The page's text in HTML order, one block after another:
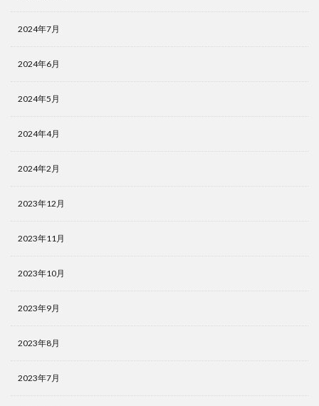
2024年7月
2024年6月
2024年5月
2024年4月
2024年2月
2023年12月
2023年11月
2023年10月
2023年9月
2023年8月
2023年7月